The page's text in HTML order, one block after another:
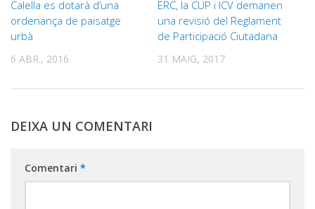
Calella es dotarà d’una
ordenança de paisatge
urbà
6 ABR., 2016
ERC, la CUP i ICV demanen
una revisió del Reglament
de Participació Ciutadana
31 MAIG, 2017
DEIXA UN COMENTARI
Comentari *